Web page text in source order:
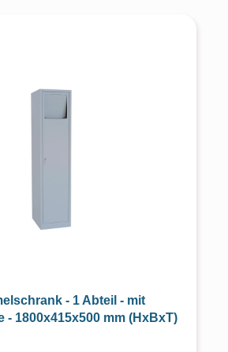
- 1 Abteil - mit
- 1800x415x500 mm (HxBxT)